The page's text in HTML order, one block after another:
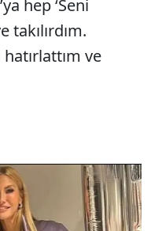
hep ‘Seni
takılırdım.
ve